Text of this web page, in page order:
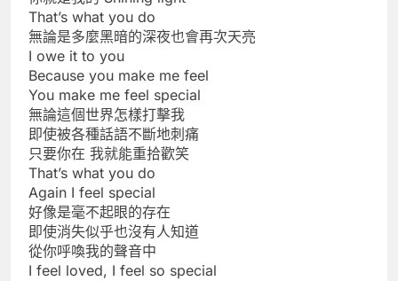
That’s what you do
無論是多麼黑暗的深夜也會再次天亮
I owe it to you
Because you make me feel
You make me feel special
無論這個世界怎樣打擊我
即使被各種話語不斷地刺痛
只要你在 我就能重拾歡笑
That’s what you do
Again I feel special
好像是毫不起眼的存在
即使消失似乎也沒有人知道
從你呼喚我的聲音中
I feel loved, I feel so special